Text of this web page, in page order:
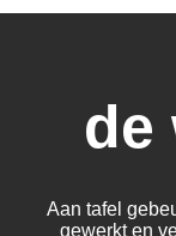
de
Aan tafel
gewerkt en